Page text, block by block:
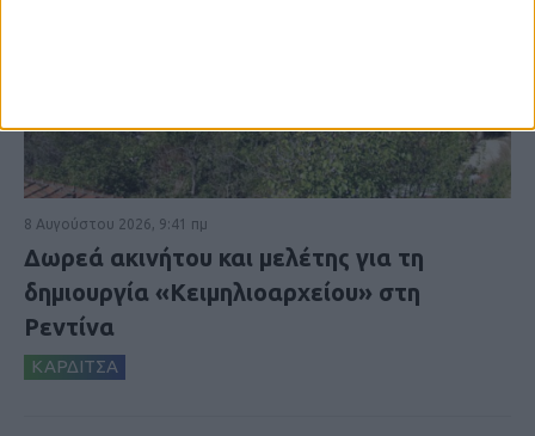
8 Αυγούστου 2026, 9:41 πμ
Δωρεά ακινήτου και μελέτης για τη
δημιουργία «Κειμηλιοαρχείου» στη
Ρεντίνα
ΚΑΡΔΙΤΣΑ